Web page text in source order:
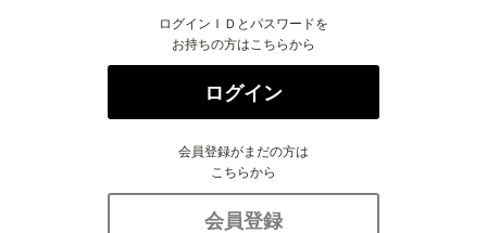
ログインＩＤとパスワードを
お持ちの方はこちらから
ログイン
会員登録がまだの方は
こちらから
会員登録